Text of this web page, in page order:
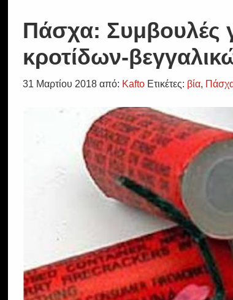
Πάσχα: Συμβουλές
κροτίδων-
31 Μαρτίου 2018 από: Kafto Ετικέτες: βία,